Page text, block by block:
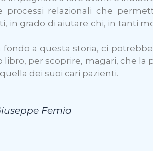
processi relazionali che
grado di aiutare chi, in tanti
a questa storia, ci
per scoprire, magari, che la
dei suoi cari pazienti.
Femia